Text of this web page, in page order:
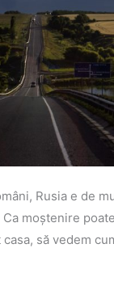
Rusia e de
moștenire
să vedem